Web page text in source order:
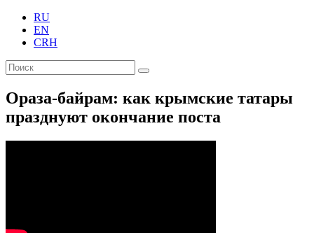
RU
EN
CRH
Ораза-байрам: как крымские татары
празднуют окончание поста